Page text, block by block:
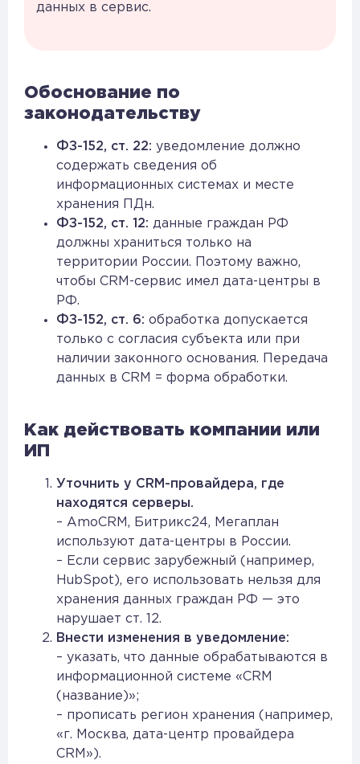
данных в сервис.
Обоснование по
законодательству
ФЗ-152, ст. 22: уведомление должно
содержать сведения об
информационных системах и месте
хранения ПДн.
ФЗ-152, ст. 12: данные граждан РФ
должны храниться только на
территории России. Поэтому важно,
чтобы CRM-сервис имел дата-центры в
РФ.
ФЗ-152, ст. 6: обработка допускается
только с согласия субъекта или при
наличии законного основания. Передача
данных в CRM = форма обработки.
Как действовать компании или
ИП
Уточнить у CRM-провайдера, где
находятся серверы.
– AmoCRM, Битрикс24, Мегаплан
используют дата-центры в России.
– Если сервис зарубежный (например,
HubSpot), его использовать нельзя для
хранения данных граждан РФ — это
нарушает ст. 12.
Внести изменения в уведомление:
– указать, что данные обрабатываются в
информационной системе «CRM
(название)»;
– прописать регион хранения (например,
«г. Москва, дата-центр провайдера
CRM»).